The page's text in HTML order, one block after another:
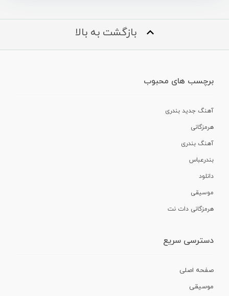
بازگشت به بالا
برچسب های محبوب
آهنگ جدید بندری
هرمزگانی
آهنگ بندری
بندرعباس
دانلود
موسیقی
هرمزگانی دات نت
دسترسی سریع
صفحه اصلی
موسیقی